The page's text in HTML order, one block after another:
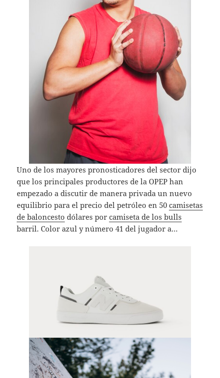
Uno de los mayores pronosticadores del sector dijo
que los principales productores de la OPEP han
empezado a discutir de manera privada un nuevo
equilibrio para el precio del petróleo en 50camisetas
de baloncesto dólares porcamiseta de los bulls
barril. Color azul y número 41 del jugador a…